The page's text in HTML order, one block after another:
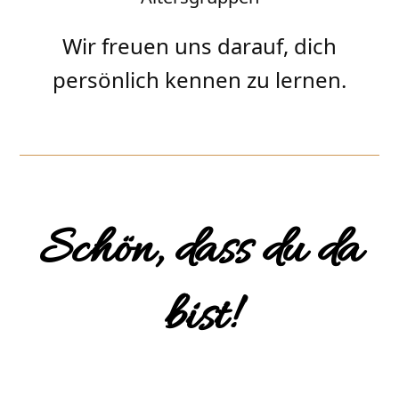
Wir freuen uns darauf, dich
persönlich kennen zu lernen.
Schön, dass du da
bist!